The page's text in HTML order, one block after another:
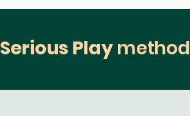
Serious Play